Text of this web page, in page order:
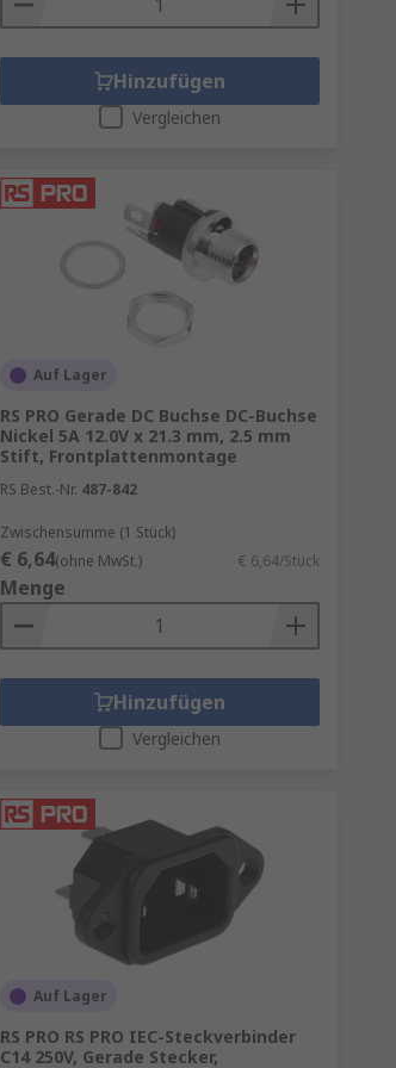
Hinzufügen
Vergleichen
Auf Lager
RS PRO Gerade DC Buchse DC-Buchse
Nickel 5A 12.0V x 21.3 mm, 2.5 mm
Stift, Frontplattenmontage
RS Best.-Nr. 487-842
Zwischensumme (1 Stück)
€ 6,64(ohne MwSt.) € 6,64/Stück
Menge
Hinzufügen
Vergleichen
Auf Lager
RS PRO RS PRO IEC-Steckverbinder
C14 250V, Gerade Stecker,